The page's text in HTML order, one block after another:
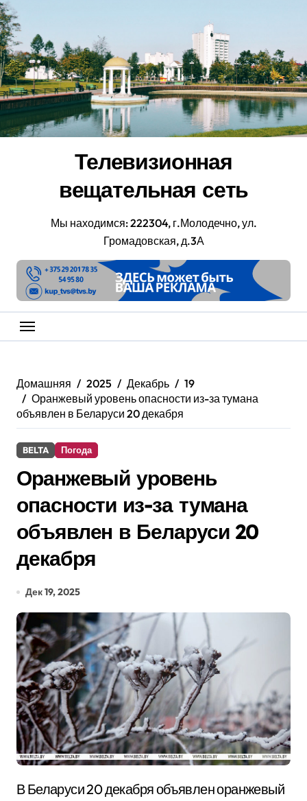
Перейти
к
содержанию
Телевизионная
вещательная сеть
Мы находимся: 222304, г.Молодечно, ул.
Громадовская, д.3А
Домашняя 2025 Декабрь
19
Оранжевый уровень опасности из-за тумана
объявлен в Беларуси 20 декабря
BELTA Погода
Оранжевый уровень
опасности из-за тумана
объявлен в Беларуси 20
декабря
Дек 19, 2025
В Беларуси 20 декабря объявлен оранжевый